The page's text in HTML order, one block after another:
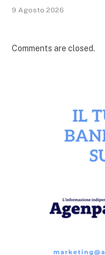
9 Agosto 2026
Comments are closed.